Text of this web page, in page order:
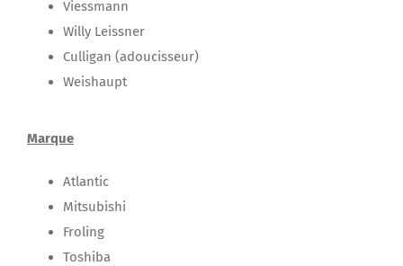
Viessmann
Willy Leissner
Culligan (adoucisseur)
Weishaupt
Marque
Atlantic
Mitsubishi
Froling
Toshiba